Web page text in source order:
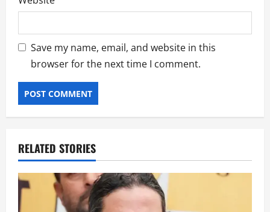
Save my name, email, and website in this
browser for the next time I comment.
RELATED STORIES